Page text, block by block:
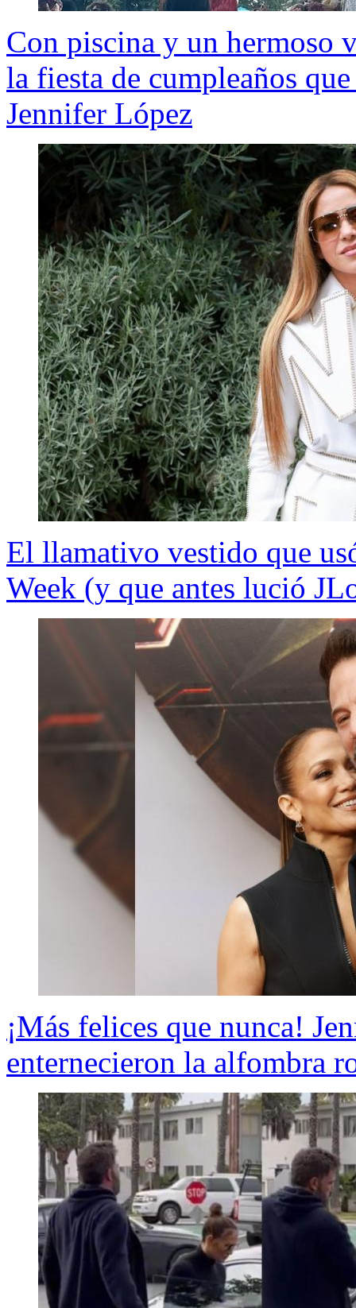
Con piscina y un hermoso
la fiesta de cumpleaños
Jennifer López
El llamativo vestido que
Week (y que antes lució
¡Más felices que nunca!
enternecieron la alfombra